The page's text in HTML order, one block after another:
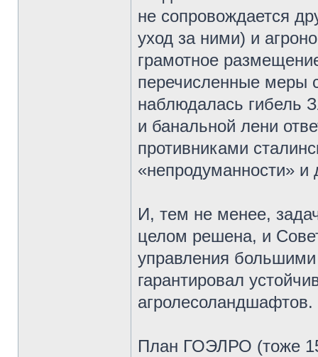
не сопровождается
уход за ними) и
грамотное
перечисленные меры
наблюдалась гибель
и банальной лени
противниками
«непродуманности» и
И, тем не менее,
целом решена, и
управления большими
гарантировал
агролесоландшафтов.
План ГОЭЛРО (тоже